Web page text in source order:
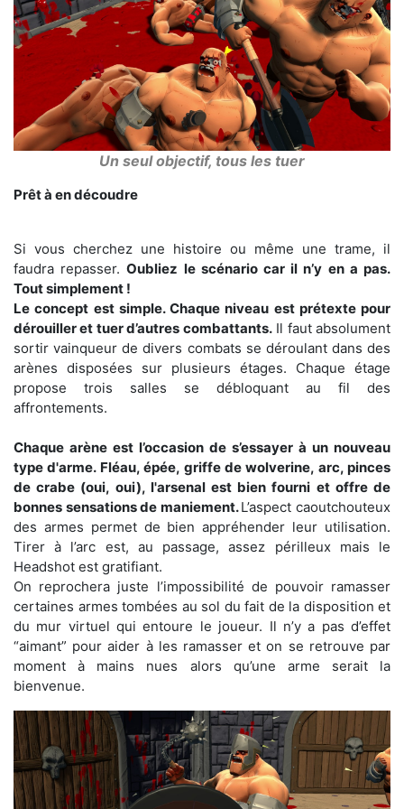
Un seul objectif, tous les tuer
Prêt à en découdre
Si vous cherchez une histoire ou même une trame, il
faudra repasser.Oubliez le scénario car il n’y en a pas.
Tout simplement !
Le concept est simple. Chaque niveau est prétexte pour
dérouiller et tuer d’autres combattants.Il faut absolument
sortir vainqueur de divers combats se déroulant dans des
arènes disposées sur plusieurs étages. Chaque étage
propose trois salles se débloquant au fil des
affrontements.
Chaque arène est l’occasion de s’essayer à un nouveau
type d'arme. Fléau, épée, griffe de wolverine, arc, pinces
de crabe (oui, oui), l'arsenal est bien fourni et offre de
bonnes sensations de maniement.L’aspect caoutchouteux
des armes permet de bien appréhender leur utilisation.
Tirer à l’arc est, au passage, assez périlleux mais le
Headshot est gratifiant.
On reprochera juste l’impossibilité de pouvoir ramasser
certaines armes tombées au sol du fait de la disposition et
du mur virtuel qui entoure le joueur. Il n’y a pas d’effet
“aimant” pour aider à les ramasser et on se retrouve par
moment à mains nues alors qu’une arme serait la
bienvenue.